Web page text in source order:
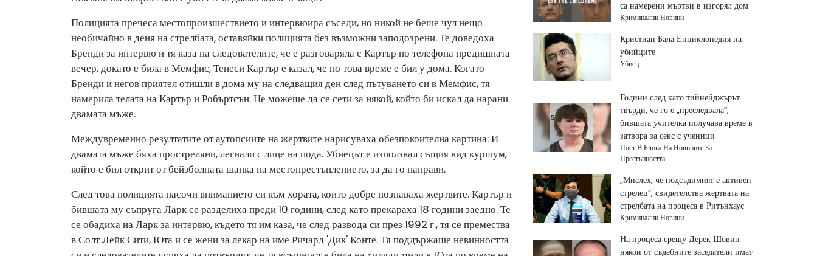
Полицията пречеса местопроизшествието и интервюира съседи, но никой не беше чул нещо
необичайно в деня на стрелбата, оставяйки полицията без възможни заподозрени. Те доведоха
Бренди за интервю и тя каза на следователите, че е разговаряла с Картър по телефона предишната
вечер, докато е била в Мемфис, Тенеси Картър е казал, че по това време е бил у дома. Когато
Бренди и негов приятел отишли ​​в дома му на следващия ден след пътуването си в Мемфис, тя
намерила телата на Картър и Робъртсън. Не можеше да се сети за някой, който би искал да нарани
двамата мъже.
Междувременно резултатите от аутопсиите на жертвите нарисуваха обезпокоителна картина: И
двамата мъже бяха простреляни, легнали с лице на пода. Убиецът е използвал същия вид куршум,
който е бил открит от бейзболната шапка на местопрестъплението, за да го направи.
След това полицията насочи вниманието си към хората, които добре познаваха жертвите. Картър и
бившата му съпруга Ларк се разделиха преди 10 години, след като прекараха 18 години заедно. Те
се обадиха на Ларк за интервю, където тя им каза, че след развода си през 1992 г., тя се премества
в Солт Лейк Сити, Юта и се жени за лекар на име Ричард 'Дик' Конте. Тя поддържаше невинността
са намерени мъртви в изгорял дом
Криминални Новини
Кристиан Бала Енциклопедия на
убийците
Убиец
Години след като тийнейджърът
твърди, че го е „преследвала“,
бившата учителка получава време в
затвора за секс с ученици
Пост В Блога На Новините За
Престъпността
„Мислех, че подсъдимият е активен
стрелец“, свидетелства жертвата на
стрелбата на процеса в Ритънхаус
Криминални Новини
На процеса срещу Дерек Шовин
някои от съдебните заседатели имат